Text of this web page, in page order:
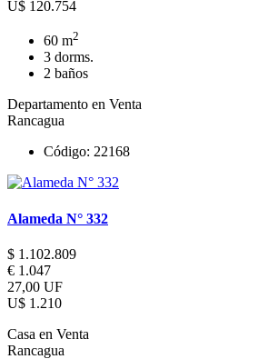
U$ 120.754
60 m2
3 dorms.
2 baños
Departamento en Venta
Rancagua
Código: 22168
Alameda N° 332
$ 1.102.809
€ 1.047
27,00 UF
U$ 1.210
Casa en Venta
Rancagua